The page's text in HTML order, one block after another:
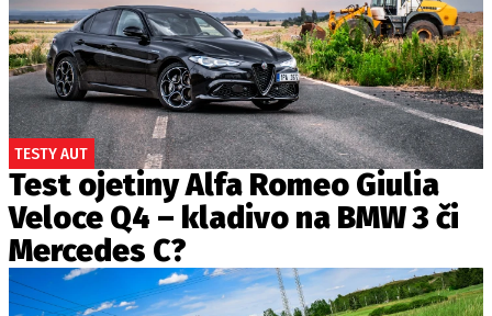
TESTY AUT
Test ojetiny Alfa Romeo Giulia
Veloce Q4 – kladivo na BMW 3 či
Mercedes C?